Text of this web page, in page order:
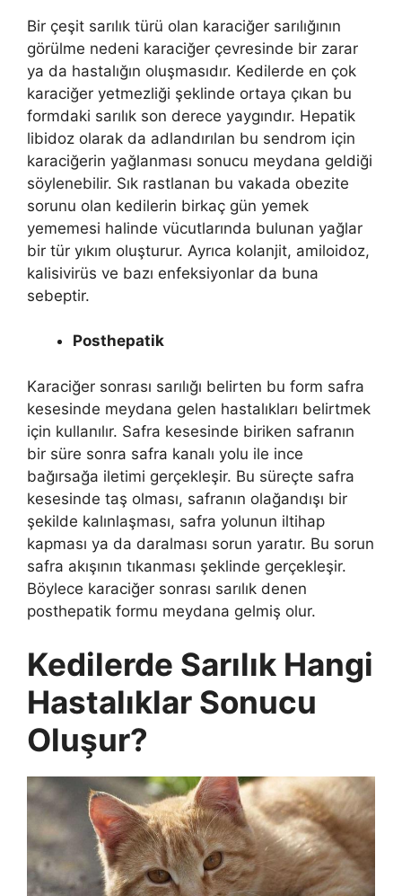
Bir çeşit sarılık türü olan karaciğer sarılığının
görülme nedeni karaciğer çevresinde bir zarar
ya da hastalığın oluşmasıdır. Kedilerde en çok
karaciğer yetmezliği şeklinde ortaya çıkan bu
formdaki sarılık son derece yaygındır. Hepatik
libidoz olarak da adlandırılan bu sendrom için
karaciğerin yağlanması sonucu meydana geldiği
söylenebilir. Sık rastlanan bu vakada obezite
sorunu olan kedilerin birkaç gün yemek
yememesi halinde vücutlarında bulunan yağlar
bir tür yıkım oluşturur. Ayrıca kolanjit, amiloidoz,
kalisivirüs ve bazı enfeksiyonlar da buna
sebeptir.
Posthepatik
Karaciğer sonrası sarılığı belirten bu form safra
kesesinde meydana gelen hastalıkları belirtmek
için kullanılır. Safra kesesinde biriken safranın
bir süre sonra safra kanalı yolu ile ince
bağırsağa iletimi gerçekleşir. Bu süreçte safra
kesesinde taş olması, safranın olağandışı bir
şekilde kalınlaşması, safra yolunun iltihap
kapması ya da daralması sorun yaratır. Bu sorun
safra akışının tıkanması şeklinde gerçekleşir.
Böylece karaciğer sonrası sarılık denen
posthepatik formu meydana gelmiş olur.
Kedilerde Sarılık Hangi
Hastalıklar Sonucu
Oluşur?